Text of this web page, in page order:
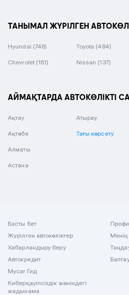
ТАНЫМАЛ ЖҮРІЛГЕН
Hyundai (748) Toyota (484)
Chevrolet (161) Nissan (137)
АЙМАҚТАРДА АВТОКӨЛІКТІ
Ақтау
Ақтөбе
Алматы
Астана
Атырау
Тағы көрсету
Басты бет
Жүрілген автокөліктер
Хабарландыру беру
Автокредит
Mycar Гид
Киберқауіпсіздік жөніндегі
жадынама